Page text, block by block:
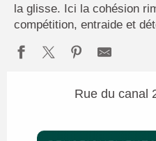
la glisse. Ici la cohésion
compétition, entraide et
Rue du canal